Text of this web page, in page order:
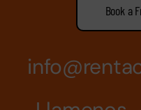
Book a